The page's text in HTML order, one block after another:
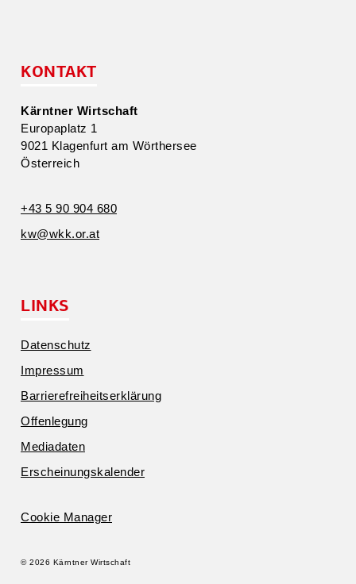
KONTAKT
Kärntner Wirtschaft
Europa­platz 1
9021 Klagenfurt am Wörthersee
Öster­reich
+43 5 90 904 680
kw@​wkk.​or.​at
LINKS
Daten­schutz
Impressum
Barrie­re­frei­heits­er­klärung
Offen­legung
Media­daten
Erschei­nungs­ka­lender
Cookie Manager
© 2026 Kärntner Wirtschaft